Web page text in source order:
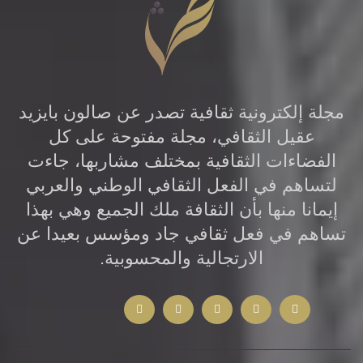
الرياضية .. وهناك الكثير من العائلات التي
تتعايش و تعيش مع كوابيس لامنتهية ..لذلك
عندما يأتي من يزايد باسم ( حركية الثقافة )
من خلال منتديات أو حتى باسم ( مجالس
مؤسساتية ) في أطباق الكترونية .. فوقية
المهام واللغة والأهداف .. فانه يعلن عن
حالة ( الشحم ) المتراكم في صندوق
التوفير الذي يمتلكه ولا يهمه غيره .
وللأسف لايتردد هؤلاء ان يوجهوا الاتهام
للجامعة بالتقصير .. في مزايدة غير مطابقة
للواقع الذي تعيشه الجامعة والتحديات
مجلة إلكترونية ثقافية تصدر عن صالون بايزيد
عقيل الثقافي، مجلة مفتوحة على كل
الفضاءات الثقافية بمختلف مشاربها، جاءت
لتساهم في الفعل الثقافي الوطني والعربي
إيمانا منها بأن الثقافة ملك الجميع وهي بهذا
تساهم في فعل ثقافي جاد ومؤسس بعيدا عن
الارتجالية والمحسوبية.